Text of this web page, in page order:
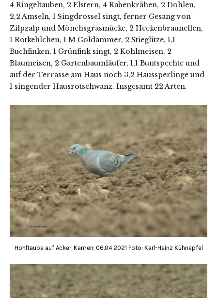
4 Ringeltauben, 2 Elstern, 4 Rabenkrähen, 2 Dohlen,
2,2 Amseln, 1 Singdrossel singt, ferner Gesang von
Zilpzalp und Mönchsgrasmücke, 2 Heckenbraunellen,
1 Rotkehlchen, 1 M Goldammer, 2 Stieglitze, 1,1
Buchfinken, 1 Grünfink singt, 2 Kohlmeisen, 2
Blaumeisen, 2 Gartenbaumläufer, 1,1 Buntspechte und
auf der Terrasse am Haus noch 3,2 Haussperlinge und
1 singender Hausrotschwanz. Insgesamt 22 Arten.
Hohltaube auf Acker, Kamen, 06.04.2021 Foto: Karl-Heinz Kühnapfel